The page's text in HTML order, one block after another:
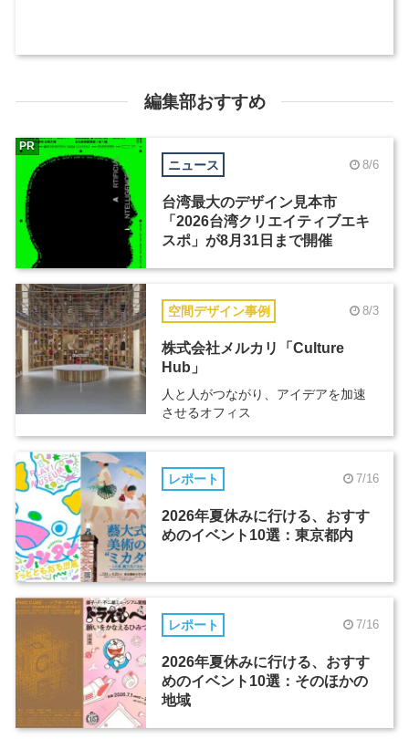
編集部おすすめ
ニュース 8/6
台湾最大のデザイン見本市
「2026台湾クリエイティブエキ
スポ」が8月31日まで開催
PR
空間デザイン事例 8/3
株式会社メルカリ「Culture
Hub」
人と人がつながり、アイデアを加速
させるオフィス
レポート 7/16
2026年夏休みに行ける、おすす
めのイベント10選：東京都内
レポート 7/16
2026年夏休みに行ける、おすす
めのイベント10選：そのほかの
地域